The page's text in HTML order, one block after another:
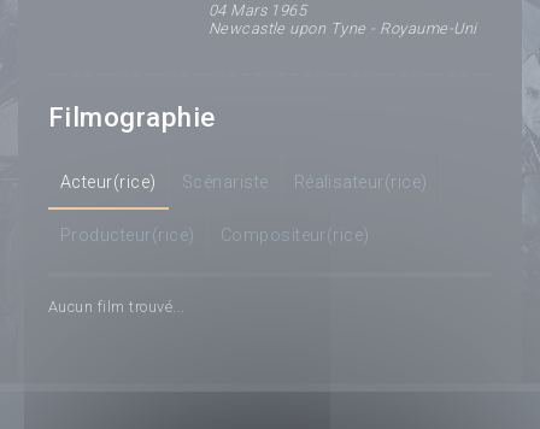
04 Mars 1965
Newcastle upon Tyne - Royaume-Uni
Filmographie
Acteur(rice) Scénariste Réalisateur(rice)
Producteur(rice) Compositeur(rice)
Aucun film trouvé...